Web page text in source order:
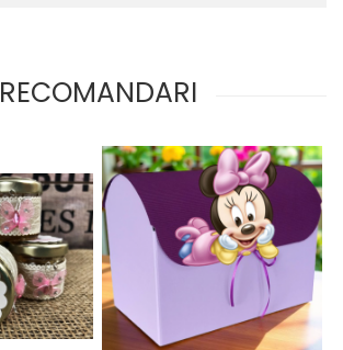
RECOMANDARI